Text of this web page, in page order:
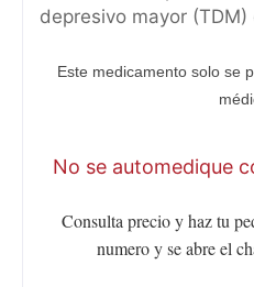
depresivo mayor
Este medicamento solo se
No se automedique
Consulta precio y haz tu
numero y se abre el